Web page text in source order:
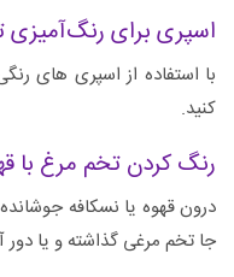
اسپری برای
با استفاده از اسپری های
کنید.
رنگ کردن تخم مرغ با
درون قهوه یا نسکافه
جا تخم مرغی گذاشته و یا دور